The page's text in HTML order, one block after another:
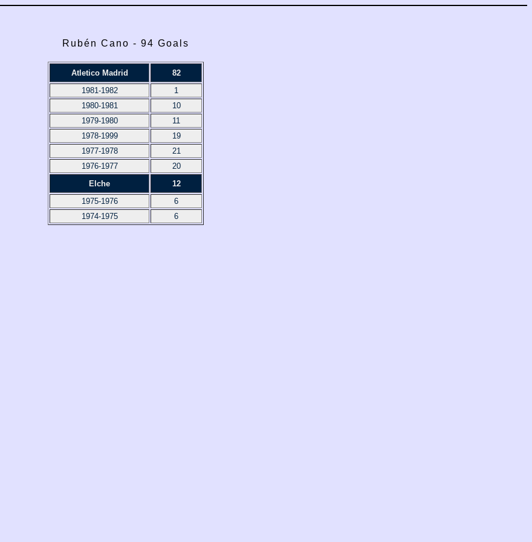
Rubén Cano - 94 Goals
Atletico Madrid
82
1981-1982
1
1980-1981
10
1979-1980
11
1978-1999
19
1977-1978
21
1976-1977
20
Elche
12
1975-1976
6
1974-1975
6